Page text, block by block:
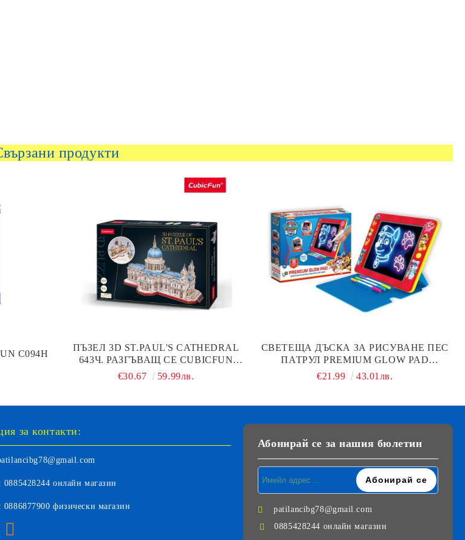
продукти
C094H
ПЪЗЕЛ 3D ST.PAUL'S CATHEDRAL
643Ч. РАЗГЪВАЩ СЕ CUBICFUN
MC270H
€30.67 59.99лв.
СВЕТЕЩА ДЪСКА ЗА РИСУВАНЕ ПЕС
ПАТРУЛ PREMIUM GLOW PAD
DIAMANT TOYS 5119CO
€21.99 43.01лв.
за контакти:
0885428244 онлайн магазин
0886877900 физически магазин
Абонирай се за нашия бюлетин
patilancibg78@gmail.com
0885428244 онлайн магазин